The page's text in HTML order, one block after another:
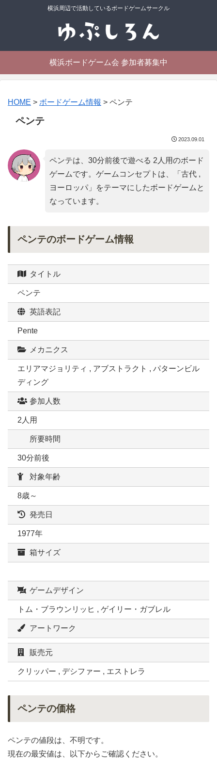
横浜周辺で活動しているボードゲームサークル
横浜ボードゲーム会 参加者募集中
HOME > ボードゲーム情報 > ペンテ
ペンテ
2023.09.01
ペンテは、30分前後で遊べる 2人用のボード
ゲームです。ゲームコンセプトは、「 古代 ,
ヨーロッパ」をテーマにしたボードゲームと
なっています。
ペンテのボードゲーム情報
タイトル
ペンテ
英語表記
Pente
メカニクス
エリアマジョリティ , アブストラクト , パターンビル
ディング
参加人数
2人用
所要時間
30分前後
対象年齢
8歳～
発売日
1977年
箱サイズ
ゲームデザイン
トム・ブラウンリッヒ , ゲイリー・ガブレル
アートワーク
販売元
クリッパー , デシファー , エストレラ
ペンテの価格
ペンテの値段は、不明です。
現在の最安値は、以下からご確認ください。